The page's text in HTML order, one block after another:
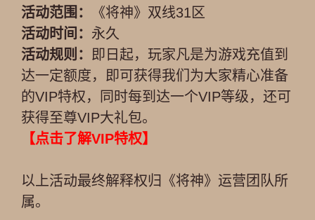
活动范围：
《将神》双线31区
活动时间： 永久
活动规则：
即日起，玩家凡是为游戏充值到
达一定额度，即可获得我们为大家精心准备
的VIP特权，同时每到达一个VIP等级，还可
获得至尊VIP大礼包。
【点击了解VIP特权】
以上活动最终解释权归《将神》运营团队所
属。